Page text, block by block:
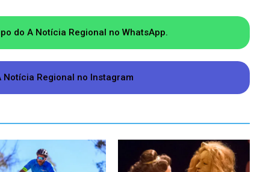
às 19 horas, e na quarta-feira (31), último dia do
(1º), dia de Ano Novo e da Confraternização
com as portas baixadas, voltando ao trabalho
do A Notícia Regional no WhatsApp.
Notícia Regional no Instagram